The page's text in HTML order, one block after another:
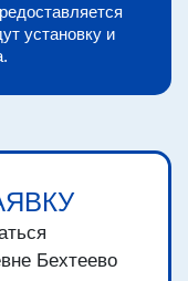
установку и
Бехтеево